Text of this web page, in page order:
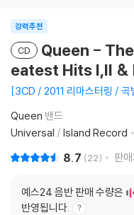
강력추천
CD
Queen -
eatest Hits I,II &
3CD / 2011 리마스터링 / 곡
Queen 밴드
Universal / Island Record
8.7 22 판
예스24 음반 판매 수량은
반영됩니다.